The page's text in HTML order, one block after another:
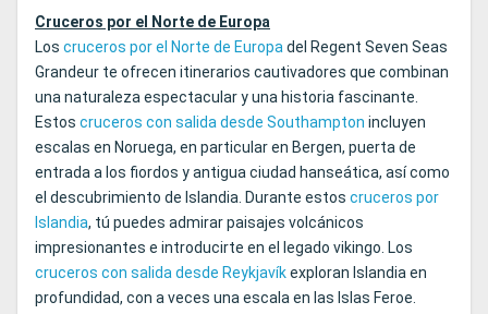
Cruceros por el Norte de Europa
Los cruceros por el Norte de Europadel Regent Seven Seas
Grandeur te ofrecen itinerarios cautivadores que combinan
una naturaleza espectacular y una historia fascinante.
Estos cruceros con salida desde Southampton incluyen
escalas en Noruega, en particular en Bergen, puerta de
entrada a los fiordos y antigua ciudad hanseática, así como
el descubrimiento de Islandia. Durante estos cruceros por
Islandia, tú puedes admirar paisajes volcánicos
impresionantes e introducirte en el legado vikingo. Los
cruceros con salida desde Reykjavíkexploran Islandia en
profundidad, con a veces una escala en las Islas Feroe.